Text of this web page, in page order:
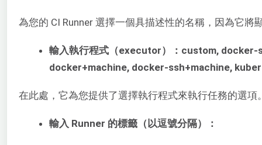
為您的 CI Runner 選擇一個具描述性的名稱，因為它將
輸入執行程式（executor）：custom,
docker+machine, docker-ssh+machine,
在此處，它為您提供了選擇執行程式來執行任務的選項
輸入 Runner 的標籤（以逗號分隔）：